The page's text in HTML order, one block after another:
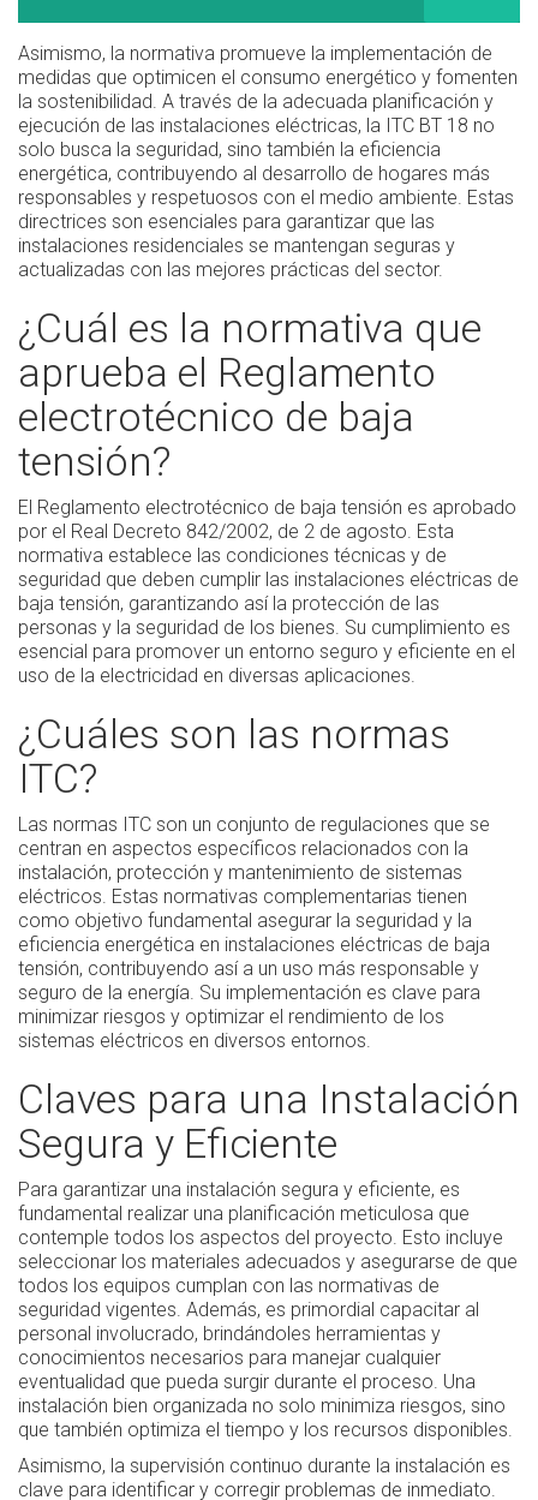
Asimismo, la normativa promueve la implementación de
medidas que optimicen el consumo energético y fomenten
la sostenibilidad. A través de la adecuada planificación y
ejecución de las instalaciones eléctricas, la ITC BT 18 no
solo busca la seguridad, sino también la eficiencia
energética, contribuyendo al desarrollo de hogares más
responsables y respetuosos con el medio ambiente. Estas
directrices son esenciales para garantizar que las
instalaciones residenciales se mantengan seguras y
actualizadas con las mejores prácticas del sector.
¿Cuál es la normativa que
aprueba el Reglamento
electrotécnico de baja
tensión?
El Reglamento electrotécnico de baja tensión es aprobado
por el Real Decreto 842/2002, de 2 de agosto. Esta
normativa establece las condiciones técnicas y de
seguridad que deben cumplir las instalaciones eléctricas de
baja tensión, garantizando así la protección de las
personas y la seguridad de los bienes. Su cumplimiento es
esencial para promover un entorno seguro y eficiente en el
uso de la electricidad en diversas aplicaciones.
¿Cuáles son las normas
ITC?
Las normas ITC son un conjunto de regulaciones que se
centran en aspectos específicos relacionados con la
instalación, protección y mantenimiento de sistemas
eléctricos. Estas normativas complementarias tienen
como objetivo fundamental asegurar la seguridad y la
eficiencia energética en instalaciones eléctricas de baja
tensión, contribuyendo así a un uso más responsable y
seguro de la energía. Su implementación es clave para
minimizar riesgos y optimizar el rendimiento de los
sistemas eléctricos en diversos entornos.
Claves para una Instalación
Segura y Eficiente
Para garantizar una instalación segura y eficiente, es
fundamental realizar una planificación meticulosa que
contemple todos los aspectos del proyecto. Esto incluye
seleccionar los materiales adecuados y asegurarse de que
todos los equipos cumplan con las normativas de
seguridad vigentes. Además, es primordial capacitar al
personal involucrado, brindándoles herramientas y
conocimientos necesarios para manejar cualquier
eventualidad que pueda surgir durante el proceso. Una
instalación bien organizada no solo minimiza riesgos, sino
que también optimiza el tiempo y los recursos disponibles.
Asimismo, la supervisión continuo durante la instalación es
clave para identificar y corregir problemas de inmediato.